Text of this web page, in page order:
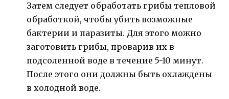
Затем следует обработать грибы тепловой
обработкой, чтобы убить возможные
бактерии и паразиты. Для этого можно
заготовить грибы, проварив их в
подсоленной воде в течение 5-10 минут.
После этого они должны быть охлаждены
в холодной воде.